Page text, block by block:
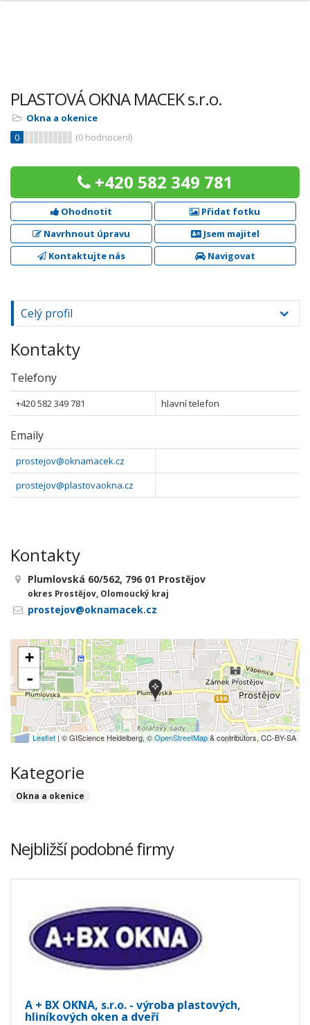
PLASTOVÁ OKNA MACEK s.r.o.
Okna a okenice
0
(0 hodnocení)
+420 582 349 781
Ohodnotit
Přidat fotku
Navrhnout úpravu
Jsem majitel
Kontaktujte nás
Navigovat
Celý profil
Kontakty
Telefony
+420 582 349 781 hlavní telefon
Emaily
prostejov@oknamacek.cz
prostejov@plastovaokna.cz
Kontakty
Plumlovská 60/562, 796 01 Prostějov
okres Prostějov, Olomoucký kraj
prostejov@oknamacek.cz
+
-
Leaflet | © GIScience Heidelberg, ©OpenStreetMap& contributors, CC-BY-SA
Kategorie
Okna a okenice
Nejbližší podobné firmy
A + BX OKNA, s.r.o. - výroba plastových,
hliníkových oken a dveří